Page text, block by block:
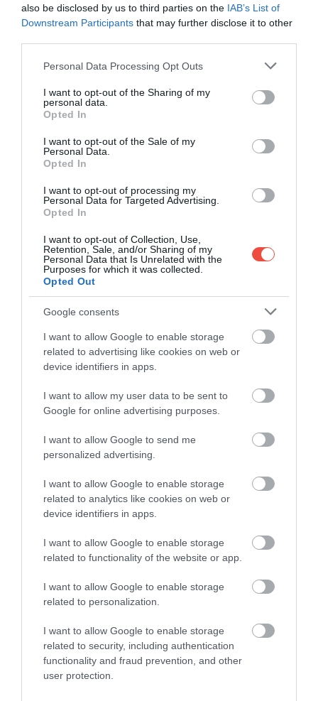
also be disclosed by us to third parties on the IAB’s List of
Downstream Participants that may further disclose it to other
Please note that this website/app uses one or more Google
not limited to your visit or usage behaviour. You may click to
grant or deny consent to Google and its third-party tags to
use your data for below specified purposes in below Google
consent section.
Personal Data Processing Opt Outs
I want to opt-out of the Sharing of my
personal data.
Opted In
I want to opt-out of the Sale of my
Personal Data.
Opted In
I want to opt-out of processing my
Personal Data for Targeted Advertising.
Opted In
I want to opt-out of Collection, Use,
Retention, Sale, and/or Sharing of my
Personal Data that Is Unrelated with the
Purposes for which it was collected.
Opted Out
Google consents
I want to allow Google to enable storage
related to advertising like cookies on web or
device identifiers in apps.
I want to allow my user data to be sent to
Google for online advertising purposes.
I want to allow Google to send me
personalized advertising.
I want to allow Google to enable storage
related to analytics like cookies on web or
device identifiers in apps.
I want to allow Google to enable storage
related to functionality of the website or app.
I want to allow Google to enable storage
related to personalization.
I want to allow Google to enable storage
related to security, including authentication
functionality and fraud prevention, and other
user protection.
Santo Domingo, Dominikai
Fotó:Aleksandr Rybalko, Shutterstock
NEM CSAK AZ IDŐJÁRÁS
MAGYARÁZZA AZ ALACSONYABB
ÁRAKAT
Bár az árakat a szezonalitás is befolyásolja, a
kedvezőbb költségek mögött az elmúlt években
Dominikai Köztársaság egyik meghatározó ágazata,
ezért a fejlesztések jelentős része is erre a területre
irányult. Ennek eredményeként az utóbbi években
egyre több all inclusive szálloda épült, amelyek a
holtszezonban különösen intenzíven versenyeznek
a vendégekért.
Suzanne Morrow, az InsureMyTrip vezérigazgatója
megfizethetősége részben annak köszönhető,
hogy az ország idegenforgalma nagyobb
vendégszám fogadására épült. A számos all inclusive
üdülőhely egymással versenyez az utazókért, ebből
amelyek kedvezőbb árakat kínálnak.
Ez is érdekelhet!Békés paradicsomok: a Karib-